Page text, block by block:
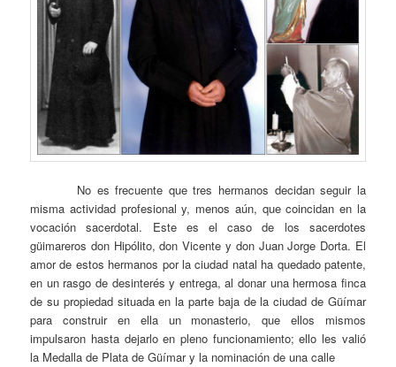
No es frecuente que tres hermanos decidan seguir la
misma actividad profesional y, menos aún, que coincidan en la
vocación sacerdotal. Este es el caso de los sacerdotes
güimareros don Hipólito, don Vicente y don Juan Jorge Dorta. El
amor de estos hermanos por la ciudad natal ha quedado patente,
en un rasgo de desinterés y entrega, al donar una hermosa finca
de su propiedad situada en la parte baja de la ciudad de Güímar
para construir en ella un monasterio, que ellos mismos
impulsaron hasta dejarlo en pleno funcionamiento; ello les valió
la Medalla de Plata de Güímar y la nominación de una calle